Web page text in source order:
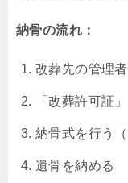
納骨の流れ：
改葬先の管理
「改葬許可証
納骨式を行う
遺骨を納める